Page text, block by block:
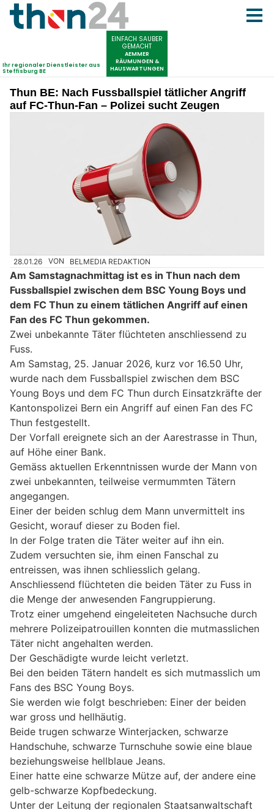
Thun BE: Nach Fussballspiel tätlicher Angriff
auf FC-Thun-Fan – Polizei sucht Zeugen
28.01.26 VON BELMEDIA REDAKTION
Am Samstagnachmittag ist es in Thun nach dem
Fussballspiel zwischen dem BSC Young Boys und
dem FC Thun zu einem tätlichen Angriff auf einen
Fan des FC Thun gekommen.
Zwei unbekannte Täter flüchteten anschliessend zu
Fuss.
Am Samstag, 25. Januar 2026, kurz vor 16.50 Uhr,
wurde nach dem Fussballspiel zwischen dem BSC
Young Boys und dem FC Thun durch Einsatzkräfte der
Kantonspolizei Bern ein Angriff auf einen Fan des FC
Thun festgestellt.
Der Vorfall ereignete sich an der Aarestrasse in Thun,
auf Höhe einer Bank.
Gemäss aktuellen Erkenntnissen wurde der Mann von
zwei unbekannten, teilweise vermummten Tätern
angegangen.
Einer der beiden schlug dem Mann unvermittelt ins
Gesicht, worauf dieser zu Boden fiel.
In der Folge traten die Täter weiter auf ihn ein.
Zudem versuchten sie, ihm einen Fanschal zu
entreissen, was ihnen schliesslich gelang.
Anschliessend flüchteten die beiden Täter zu Fuss in
die Menge der anwesenden Fangruppierung.
Trotz einer umgehend eingeleiteten Nachsuche durch
mehrere Polizeipatrouillen konnten die mutmasslichen
Täter nicht angehalten werden.
Der Geschädigte wurde leicht verletzt.
Bei den beiden Tätern handelt es sich mutmasslich um
Fans des BSC Young Boys.
Sie werden wie folgt beschrieben: Einer der beiden
war gross und hellhäutig.
Beide trugen schwarze Winterjacken, schwarze
Handschuhe, schwarze Turnschuhe sowie eine blaue
beziehungsweise hellblaue Jeans.
Einer hatte eine schwarze Mütze auf, der andere eine
gelb-schwarze Kopfbedeckung.
Unter der Leitung der regionalen Staatsanwaltschaft